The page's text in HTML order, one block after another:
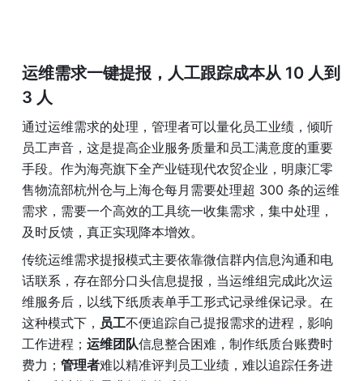
运维需求一键提报，人工跟踪成本从 10 人到
3 人
通过运维需求的处理，管理者可以量化员工业绩，倾听
员工声音，这是提高企业服务质量和员工满意度的重要
手段。作为海亮旗下全产业链现代农贸企业，明康汇零
售物流部杭州仓与上海仓每月需要处理超 300 条的运维
需求，需要一个高效的工具统一收集需求，集中处理，
及时反馈，真正实现降本增效。
传统运维需求提报模式主要依靠微信群内信息沟通和电
话联系，存在部分口头信息提报，当运维组完成此次运
维服务后，以线下纸质表单手工形式记录维保记录。在
这种模式下， 员工不便追踪自己提报需求的进程，影响
工作进程； 运维团队信息整合困难，制作纸质台账费时
费力； 管理者难以精准评判员工业绩，难以追踪任务进